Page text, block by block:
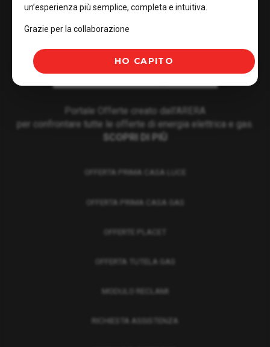
un’esperienza più semplice, completa e intuitiva.
Grazie per la collaborazione
HO CAPITO
Portale Offerte creato dall'ARERA
per confrontare tutte le offerte di energia elettrica e gas.
SCOPRI DI PIÙ
OFFERTA PRIMA CASA LUCE
OFFERTA PRIMA CASA GAS
OFFERTE PLACET
OFFERTA TUTELA GAS
MODULO RECLAMI
RICHIESTA ASSISTENZA